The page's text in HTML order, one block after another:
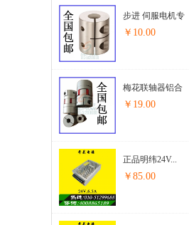
步进 伺服电机专
用联轴器...
￥10.00
梅花联轴器铝合
金连接器步...
￥19.00
正品明纬24V...
￥85.00